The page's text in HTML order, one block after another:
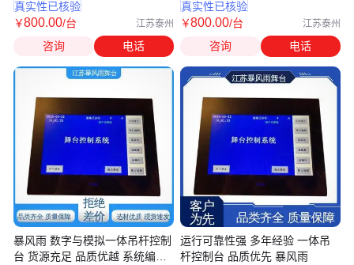
真实性已核验
￥800.00/台 江苏泰州
咨询 电话
暴风雨 数字与模拟一体吊杆控制
台 货源充足 品质优越 系统编配
真实性已核验
￥800.00/台 江苏泰州
咨询 电话
运行可靠性强 多年经验 一体吊
杆控制台 品质优先 暴风雨